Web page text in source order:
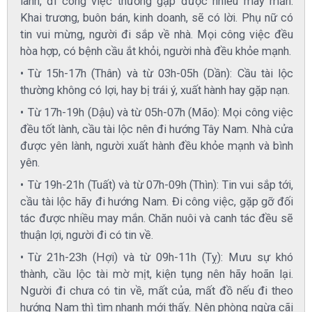
Khai trương, buôn bán, kinh doanh, sẽ có lời. Phụ nữ có
tin vui mừng, người đi sắp về nhà. Mọi công việc đều
hòa hợp, có bệnh cầu ắt khỏi, người nhà đều khỏe mạnh.
Từ 15h-17h (Thân) và từ 03h-05h (Dần): Cầu tài lộc
thường không có lợi, hay bị trái ý, xuất hành hay gặp nạn.
Từ 17h-19h (Dậu) và từ 05h-07h (Mão): Mọi công việc
đều tốt lành, cầu tài lộc nên đi hướng Tây Nam. Nhà cửa
được yên lành, người xuất hành đều khỏe mạnh và bình
yên.
Từ 19h-21h (Tuất) và từ 07h-09h (Thìn): Tin vui sắp tới,
cầu tài lộc hãy đi hướng Nam. Đi công việc, gặp gỡ đối
tác được nhiều may mắn. Chăn nuôi và canh tác đều sẽ
thuận lợi, người đi có tin về.
Từ 21h-23h (Hợi) và từ 09h-11h (Tỵ): Mưu sự khó
thành, cầu lộc tài mờ mịt, kiện tụng nên hãy hoãn lại.
Người đi chưa có tin về, mất của, mất đồ nếu đi theo
hướng Nam thì tìm nhanh mới thấy. Nên phòng ngừa cãi